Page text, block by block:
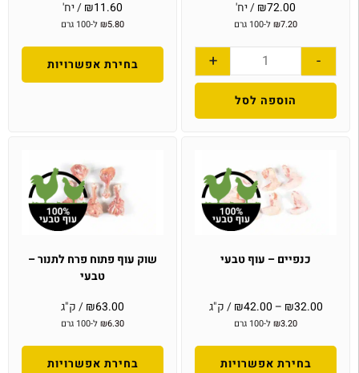
₪72.00 / יח'
₪7.20 ל-100 גרם
-
+
הוספה לסל
₪11.60 / יח'
₪5.80 ל-100 גרם
בחירת אפשרויות
כנפיים – עוף טבעי
₪32.00
–
₪42.00 / ק"ג
₪3.20 ל-100 גרם
בחירת אפשרויות
שוק עוף פתוח פרח לתנור –
טבעי
₪63.00 / ק"ג
₪6.30 ל-100 גרם
בחירת אפשרויות